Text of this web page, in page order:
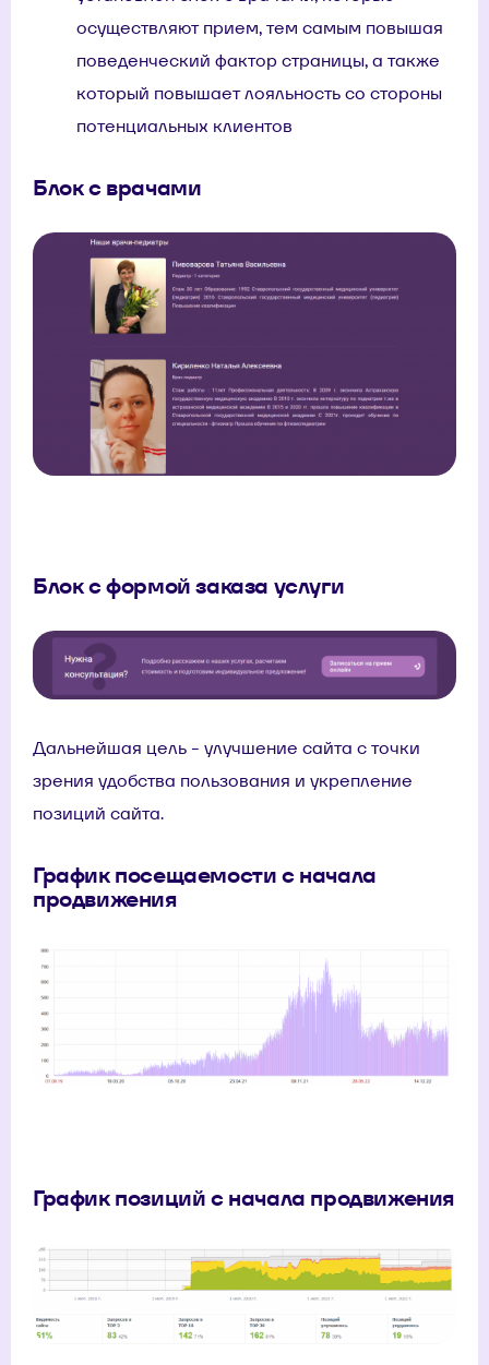
осуществляют прием, тем самым повышая
поведенческий фактор страницы, а также
который повышает лояльность со стороны
потенциальных клиентов
Блок с врачами
Блок с формой заказа услуги
Дальнейшая цель - улучшение сайта с точки
зрения удобства пользования и укрепление
позиций сайта.
График посещаемости с начала
продвижения
График позиций с начала продвижения